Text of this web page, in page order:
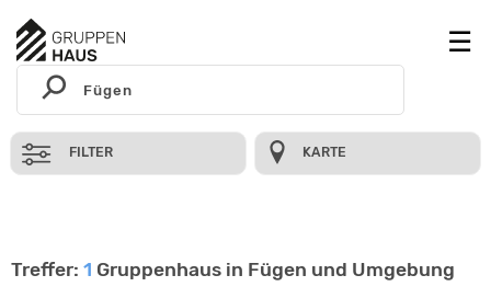
FILTER KARTE
Treffer: 1 Gruppenhaus in Fügen und Umgebung